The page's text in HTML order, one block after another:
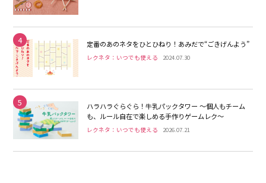
4 定番のあのネタをひとひねり！あみだで“ごきげんよう”
レクネタ：いつでも使える 2024.07.30
5
ハラハラぐらぐら！牛乳パックタワー 〜個人もチーム
も、ルール自在で楽しめる手作りゲームレク〜
レクネタ：いつでも使える 2026.07.21